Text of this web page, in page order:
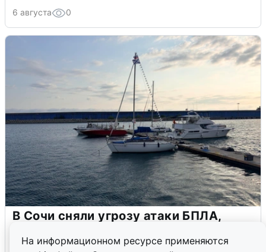
На информационном ресурсе применяются
6 августа 0
В Сочи сняли угрозу атаки БПЛА,